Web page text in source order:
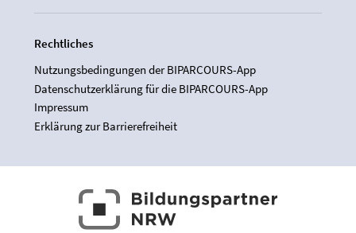
Rechtliches
Nutzungsbedingungen der BIPARCOURS-App
Datenschutzerklärung für die BIPARCOURS-App
Impressum
Erklärung zur Barrierefreiheit